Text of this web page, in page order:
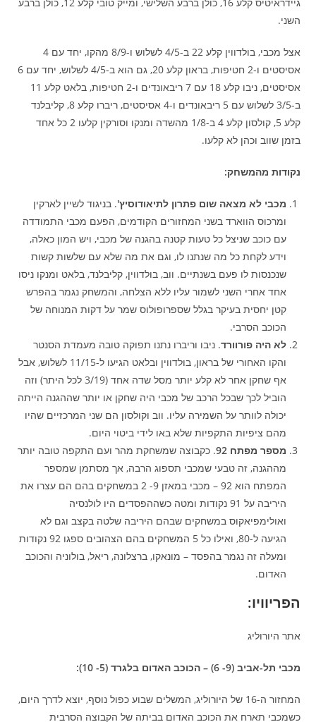
השני.
אצל מכבי, בולדווין קלע 22 ב-4/5 לשלוש ו-8/9 מהקו, יחד עם 4
אסיסטים ו-2 חטיפות, בראון קלע 20, גם הוא ב-4/5 לשלוש, יחד עם 6
אסיסטים, ניבו קלע 18 עם 7 ריבאונדים ו-2 חטיפות, בלאט קלע 11
ב-3/5 לשלוש עם 5 ריבאונדים ו-4 אסיסטים, ריברו קלע 8, קליבלנד
קלע 5, קולסון קלע 4 ב-1/8 מהשדה ומנקו וסורקין קלעו 2 כל אחד
בזמן שווב וכהן לא קלעו.
נקודות מהמשחק:
מכבי לא מצאה שום פתרון לתיאודוסיץ'. בניגוד לשיין לארקין
ומרכוס הווארד בשני המחזורים הקודמים, הפעם מכבי התמודדה
עם כוכב שניצל כל טעות קטנה בהגנה של מכבי, ויש המון כאלה,
וידע לקחת כל מה שנתנו לו, וגם את מה שלא עם שלשות קשות
שנכנסות לו פעם בשנתיים. ווב, בולדווין, קליבלנד, בלאט ומנקו ניסו
אחד אחרי השני לשמור עליו ללא הצלחה, והמשחק נגמר בהפרש
קטן יחסית בעיקר בגלל שספרופולוס שמר על דקות המנוחה של
הכוכב הסרבי.
לא היה פורוורד. ניבו וריברו נתנו תפוקה טובה מעמדת הסנטר
והקו האחורי של בראון, בולדווין ובלאט הגיעו ל-11/15 לשלוש, אבל
אף שחקן אחר לא קלע יותר מסל שדה אחד (3/19 לכל היתר) וזה
הוביל לכך שבכל הרכב של מכבי היה שחקן או יותר שההגנה הייתה
יכולה לוותר על השמירה עליו. ווב וקולסון הם שני המרכזיים שהיו
מהם ציפיות התקפיות שלא באו לידי ביטוי היום.
מספר מפתח 92
. כקבוצה שמשחקת מהר ועם התקפה טובה יותר
מההגנה, זה טבעי שמכבי תספוג הרבה, אך מסתמן שמספר
המפתח הוא 92 – מכבי במאזן 9- 2 במשחקים בהם הם עצרו את
היריבה על 91 נקודות ומטה כשההפסדים היו לולנסיה
ואולימפיאקוס במשחקים שבהם היריבה שלטה בקצב וגם לא
הגיעה ל-80, ואילו כל 5 המשחקים בהם הצהובים ספגו 92 נקודות
ומעלה זה נגמר בהפסד – מונאקו, ברצלונה, ריאל, בולוניה והכוכב
האדום.
הפריוויו:
אתר היורוליג
מכבי תל-אביב (9- 6) – הכוכב האדום בלגרד (5- 10):
המחזור ה-16 של היורוליג, המשלים שבוע כפול נוסף, יוצא לדרך היום,
כשמכבי תארח את הכוכב האדום בביתה של הקבוצה הסרבית